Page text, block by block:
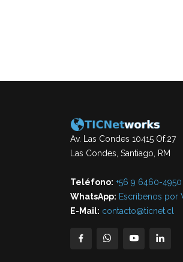
Av. Las Condes 10415 Of.27
Las Condes, Santiago, RM
Teléfono: +56 9 6460-4950
WhatsApp: Escríbenos por
E-Mail: contacto@ticnet.cl